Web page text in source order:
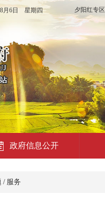
夕阳红专区
8月6日 星期四
政府信息公开
/ 服务